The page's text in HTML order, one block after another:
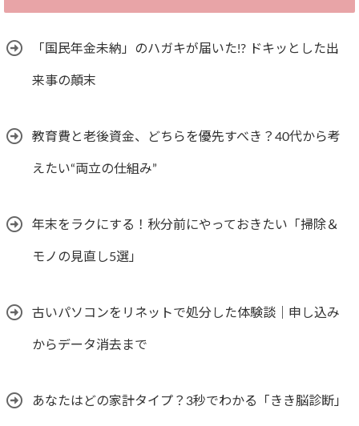
「国民年金未納」のハガキが届いた!? ドキッとした出
来事の顛末
教育費と老後資金、どちらを優先すべき？40代から考
えたい“両立の仕組み”
年末をラクにする！秋分前にやっておきたい「掃除＆
モノの見直し5選」
古いパソコンをリネットで処分した体験談｜申し込み
からデータ消去まで
あなたはどの家計タイプ？3秒でわかる「きき脳診断」